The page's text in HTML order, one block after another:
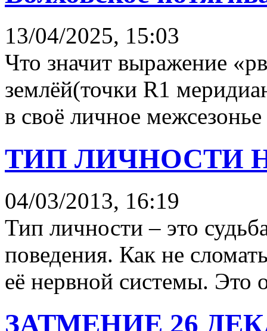
13/04/2025, 15:03
Что значит выражение
землёй(точки R1
в своё личное
ТИП ЛИЧНОСТИ
04/03/2013, 16:19
Тип личности – это
поведения. Как не
её нервной системы. Это
ЗАТМЕНИЕ 26